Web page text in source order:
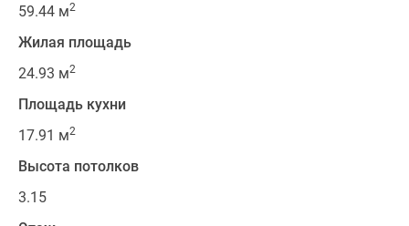
59.44 м2
Жилая площадь
24.93 м2
Площадь кухни
17.91 м2
Высота потолков
3.15